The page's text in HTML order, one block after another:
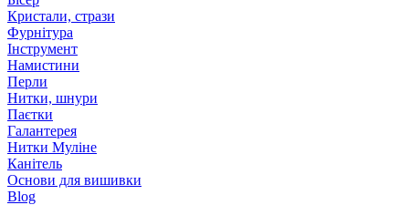
Кристали, стрази
Фурнітура
Інструмент
Намистини
Перли
Нитки, шнури
Паєтки
Галантерея
Нитки Муліне
Канітель
Основи для вишивки
Blog